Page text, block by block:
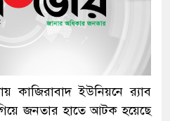
কাজিরাবাদ ইউনিয়নে র‍্যাব
জনতার হাতে আটক হয়েছে